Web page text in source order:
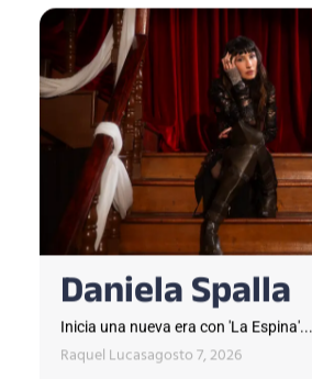
Daniela Spalla
Inicia una nueva era con 'La Espina'...
Raquel Lucasagosto 7, 2026